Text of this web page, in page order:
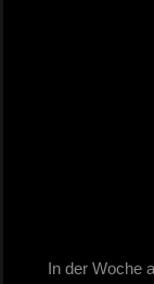
In der Woche